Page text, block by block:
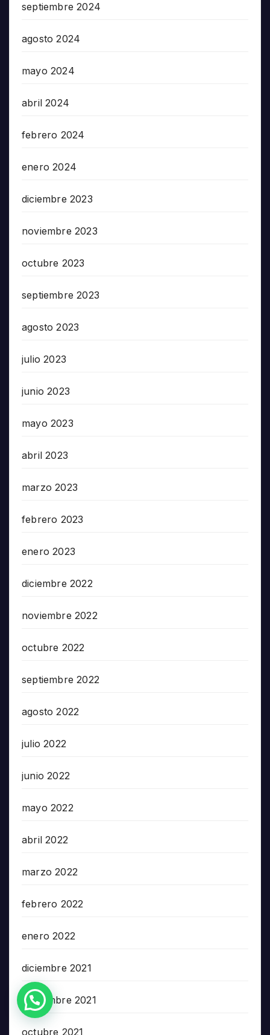
septiembre 2024
agosto 2024
mayo 2024
abril 2024
febrero 2024
enero 2024
diciembre 2023
noviembre 2023
octubre 2023
septiembre 2023
agosto 2023
julio 2023
junio 2023
mayo 2023
abril 2023
marzo 2023
febrero 2023
enero 2023
diciembre 2022
noviembre 2022
octubre 2022
septiembre 2022
agosto 2022
julio 2022
junio 2022
mayo 2022
abril 2022
marzo 2022
febrero 2022
enero 2022
diciembre 2021
noviembre 2021
octubre 2021
¿Necesitas Ayuda?